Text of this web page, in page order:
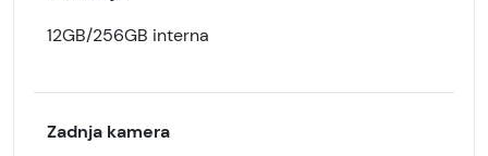
12GB/256GB interna
Zadnja kamera